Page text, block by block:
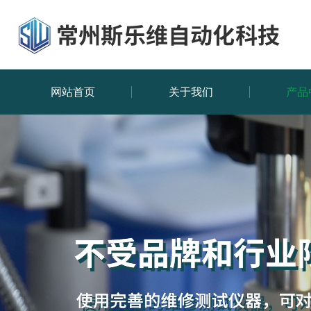
网站首页 关于我们 产品